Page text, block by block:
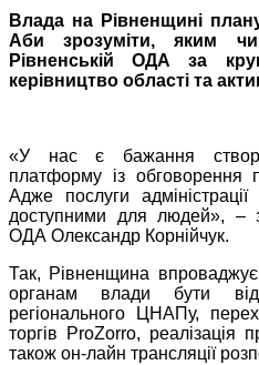
Влада на Рівненщині
Аби зрозуміти, яким
Рівненській ОДА за
керівництво області та
«У нас є бажання
платформу із обговорення
Адже послуги
доступними для людей», –
ОДА Олександр Корнійчук.
Так, Рівненщина впроваджує
органам влади бути
регіонального ЦНАПу,
торгів
ProZorro, реалізація
також он-лайн трансляції